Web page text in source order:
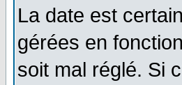
La date est
gérées en
soit mal réglé. Si